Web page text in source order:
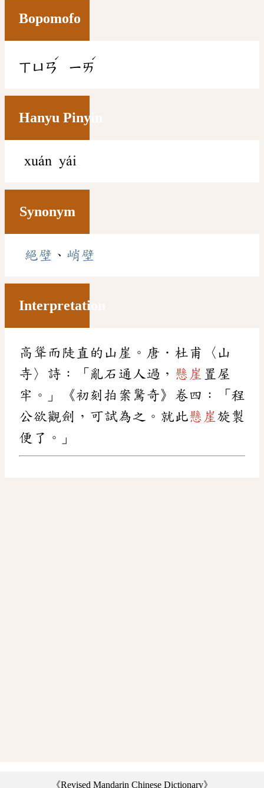
Bopomofo
ㄒㄩㄢ
ˊ
ㄧㄞ
ˊ
Hanyu Pinyin
xuán yái
Synonym
絕壁 、 峭壁
Interpretation
高聳而陡直的山崖。唐．杜甫〈山
寺〉詩：「亂石通人過， 懸崖 置屋
牢。」《初刻拍案驚奇》卷四：「程
公欲觀劍，可試為之。就此懸崖 旋製
便了。」
《Revised Mandarin Chinese Dictionary》